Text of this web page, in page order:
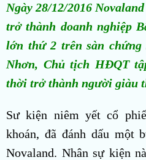
Ngày 28/12/2016
trở thành doanh nghiệp
lớn thứ 2 trên sàn chứng
Nhơn, Chủ tịch HĐQT
thời trở thành người giàu
Sư kiện niêm yết cổ
khoán, đã đánh dấu một
Novaland. Nhân sự kiện